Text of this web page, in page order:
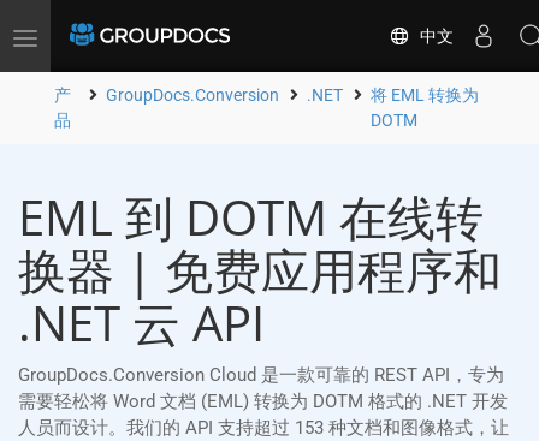
Toggle
中文
产
品
GroupDocs.Conversion .NET
将 EML 转换为
DOTM
EML 到 DOTM 在线转
换器 | 免费应用程序和
.NET 云 API
GroupDocs.Conversion Cloud 是一款可靠的 REST API，专为
需要轻松将 Word 文档 (EML) 转换为 DOTM 格式的 .NET 开发
人员而设计。我们的 API 支持超过 153 种文档和图像格式，让